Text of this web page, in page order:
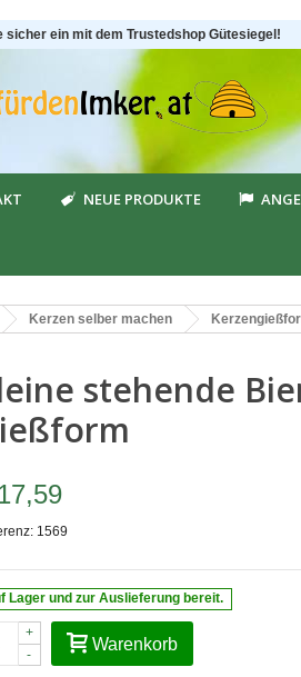
ein mit dem Trustedshop Gütesiegel!
NEUE PRODUKTE
Kerzen selber machen
stehende
1569
Lager und zur Auslieferung bereit.
-
+
Warenkorb